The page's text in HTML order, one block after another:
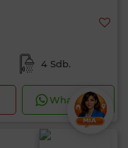
4 Sdb.
WhatsApp